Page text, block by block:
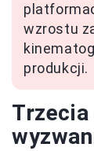
wzrostu
produkcji.